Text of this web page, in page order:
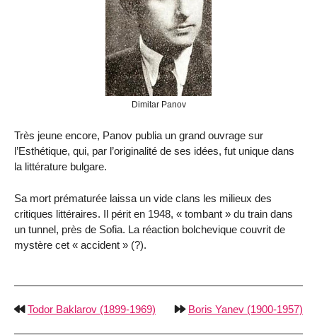
Dimitar Panov
Très jeune encore, Panov publia un grand ouvrage sur
l’Esthétique, qui, par l’originalité de ses idées, fut unique dans
la littérature bulgare.
Sa mort prématurée laissa un vide clans les milieux des
critiques littéraires. Il périt en 1948, « tombant » du train dans
un tunnel, près de Sofia. La réaction bolchevique couvrit de
mystère cet « accident » (?).
Todor Baklarov (1899-1969) Boris Yanev (1900-1957)